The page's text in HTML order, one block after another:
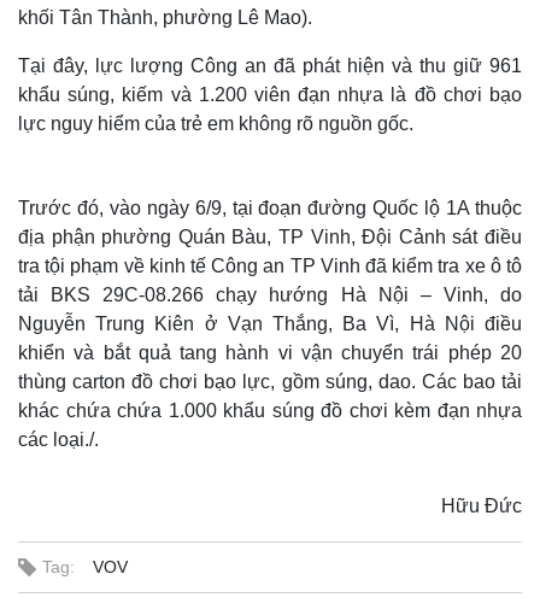
khối Tân Thành, phường Lê Mao).
Tại đây, lực lượng Công an đã phát hiện và thu giữ 961
khẩu súng, kiếm và 1.200 viên đạn nhựa là đồ chơi bạo
lực nguy hiểm của trẻ em không rõ nguồn gốc.
Trước đó, vào ngày 6/9, tại đoạn đường Quốc lộ 1A thuộc
địa phận phường Quán Bàu, TP Vinh, Đội Cảnh sát điều
tra tội phạm về kinh tế Công an TP Vinh đã kiểm tra xe ô tô
tải BKS 29C-08.266 chạy hướng Hà Nội – Vinh, do
Nguyễn Trung Kiên ở Vạn Thắng, Ba Vì, Hà Nội điều
khiển và bắt quả tang hành vi vận chuyển trái phép 20
thùng carton đồ chơi bạo lực, gồm súng, dao. Các bao tải
khác chứa chứa 1.000 khẩu súng đồ chơi kèm đạn nhựa
các loại./.
Hữu Đức
Tag: VOV